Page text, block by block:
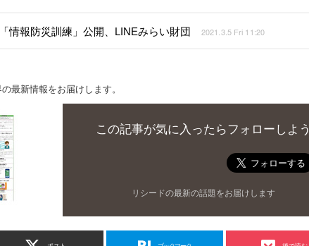
情報防災訓練」公開、LINEみらい財団 2021.3.5 Fri 11:20
最新情報をお届けします。
この記事が気に入ったらフォローしよう
リシードの最新の話題をお届けします